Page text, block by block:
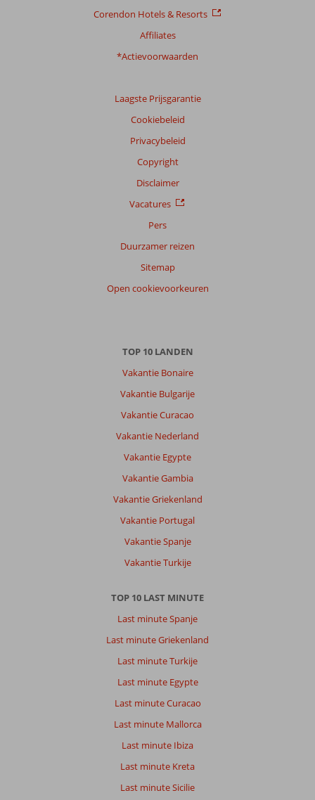
Corendon Hotels & Resorts
Affiliates
*Actievoorwaarden
Laagste Prijsgarantie
Cookiebeleid
Privacybeleid
Copyright
Disclaimer
Vacatures
Pers
Duurzamer reizen
Sitemap
Open cookievoorkeuren
TOP 10 LANDEN
Vakantie Bonaire
Vakantie Bulgarije
Vakantie Curacao
Vakantie Nederland
Vakantie Egypte
Vakantie Gambia
Vakantie Griekenland
Vakantie Portugal
Vakantie Spanje
Vakantie Turkije
TOP 10 LAST MINUTE
Last minute Spanje
Last minute Griekenland
Last minute Turkije
Last minute Egypte
Last minute Curacao
Last minute Mallorca
Last minute Ibiza
Last minute Kreta
Last minute Sicilie